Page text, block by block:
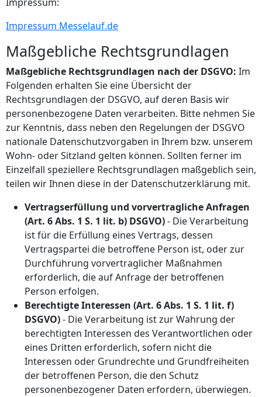
Impressum:
Impressum Messelauf.de
Maßgebliche Rechtsgrundlagen
Maßgebliche Rechtsgrundlagen nach der DSGVO: Im
Folgenden erhalten Sie eine Übersicht der
Rechtsgrundlagen der DSGVO, auf deren Basis wir
personenbezogene Daten verarbeiten. Bitte nehmen Sie
zur Kenntnis, dass neben den Regelungen der DSGVO
nationale Datenschutzvorgaben in Ihrem bzw. unserem
Wohn- oder Sitzland gelten können. Sollten ferner im
Einzelfall speziellere Rechtsgrundlagen maßgeblich sein,
teilen wir Ihnen diese in der Datenschutzerklärung mit.
Vertragserfüllung und vorvertragliche Anfragen
(Art. 6 Abs. 1 S. 1 lit. b) DSGVO)- Die Verarbeitung
ist für die Erfüllung eines Vertrags, dessen
Vertragspartei die betroffene Person ist, oder zur
Durchführung vorvertraglicher Maßnahmen
erforderlich, die auf Anfrage der betroffenen
Person erfolgen.
Berechtigte Interessen (Art. 6 Abs. 1 S. 1 lit. f)
DSGVO)- Die Verarbeitung ist zur Wahrung der
berechtigten Interessen des Verantwortlichen oder
eines Dritten erforderlich, sofern nicht die
Interessen oder Grundrechte und Grundfreiheiten
der betroffenen Person, die den Schutz
personenbezogener Daten erfordern, überwiegen.